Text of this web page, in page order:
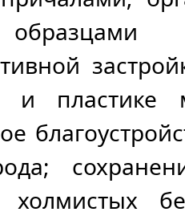
и пластике
холмистых